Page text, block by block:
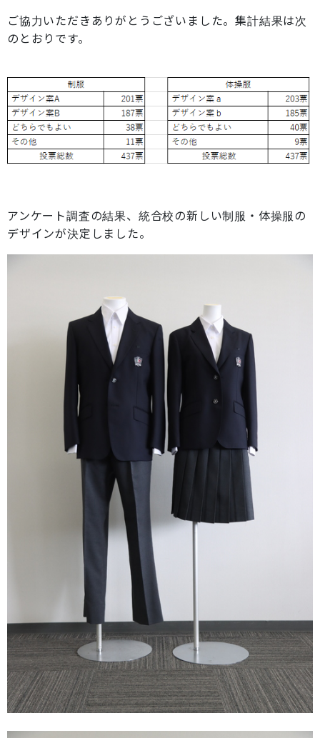
ご協力いただきありがとうございました。集計結果は次
のとおりです。
アンケート調査の結果、統合校の新しい制服・体操服の
デザインが決定しました。